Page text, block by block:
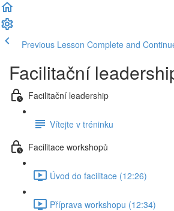
Previous Lesson Complete and
Facilitační
Facilitační leadership
Vítejte v tréninku
Facilitace workshopů
Úvod do facilitace (12:26)
Příprava workshopu (12:34)